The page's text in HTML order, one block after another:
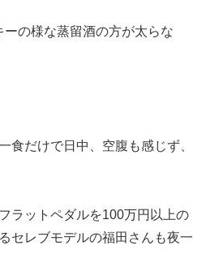
の様な蒸留酒の方が太らな
だけで日中、空腹も感じず、
ットペダルを100万円以上の
セレブモデルの福田さんも夜一